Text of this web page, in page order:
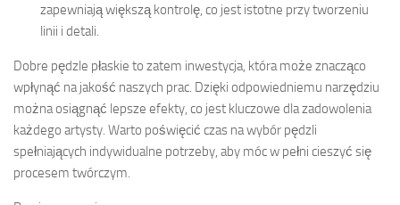
zapewniają większą kontrolę, co jest istotne przy tworzeniu
linii i detali.
Dobre pędzle płaskie to zatem inwestycja, która może znacząco
wpłynąć na jakość naszych prac. Dzięki odpowiedniemu narzędziu
można osiągnąć lepsze efekty, co jest kluczowe dla zadowolenia
każdego artysty. Warto poświęcić czas na wybór pędzli
spełniających indywidualne potrzeby, aby móc w pełni cieszyć się
procesem twórczym.